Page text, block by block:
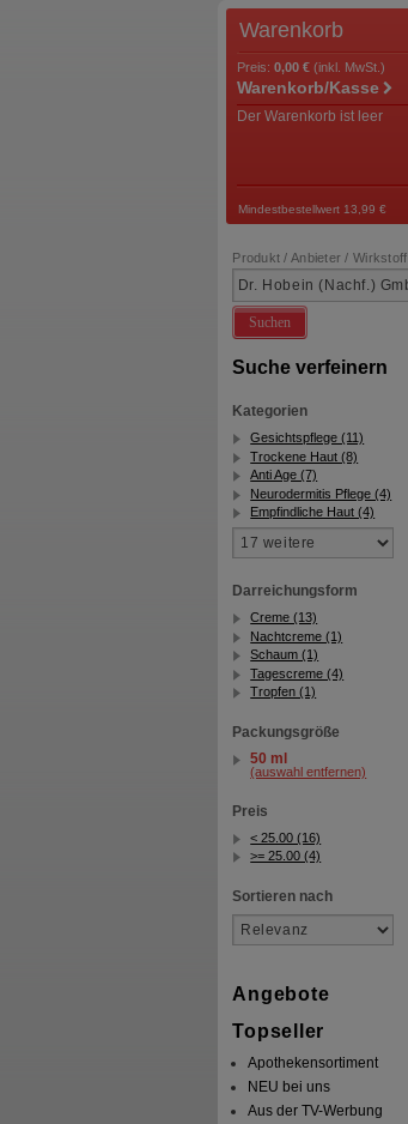
Warenkorb
Preis: 0,00 € (inkl. MwSt.)
Warenkorb/Kasse
Der Warenkorb ist leer
Mindestbestellwert 13,99 €
Produkt / Anbieter / Wirkstoff
Suchen
Suche verfeinern
Kategorien
Gesichtspflege (11)
Trockene Haut (8)
Anti Age (7)
Neurodermitis Pflege (4)
Empfindliche Haut (4)
Darreichungsform
Creme (13)
Nachtcreme (1)
Schaum (1)
Tagescreme (4)
Tropfen (1)
Packungsgröße
50 ml
(auswahl entfernen)
Preis
< 25.00 (16)
>= 25.00 (4)
Sortieren nach
Angebote
Topseller
Apothekensortiment
NEU bei uns
Aus der TV-Werbung